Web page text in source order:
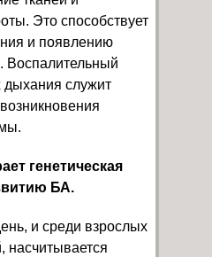
Это способствует
и появлению
Воспалительный
дыхания служит
генетическая
БА.
и среди взрослых
насчитывается